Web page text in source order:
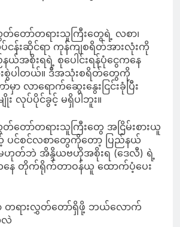
တ်တော်တရားသူကြီးတွေရဲ့ လစာ၊
ငန်းဆိုင်ရာ ကုန်ကျစရိတ်အားလုံးကို
အစိုးရရဲ့ စုပေါင်းရန်ပုံငွေကနေ
ပါတယ်။ ဒီအသုံးစရိတ်တွေကို
လာရောက်ဆွေးနွေးငြင်းခုံပြီး
း လုပ်ပိုင်ခွင့် မရှိပါဘူး။
တော်တရားသူကြီးတွေ အငြိမ်းစားယူ
ပင်စင်လစာတွေကိုတော့ ပြည်နယ်
ဟုတ်ဘဲ အိန္ဒိယဗဟိုအစိုးရ (ဒေလီ) ရဲ့
ကနေ တိုက်ရိုက်တာဝန်ယူ ထောက်ပံ့ပေး
တရားလွှတ်တော်ရှိဖို့ ဘယ်လောက်
လဲ